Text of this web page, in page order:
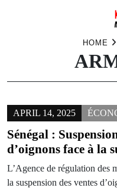
HOME
APRIL 14, 2025
Sénégal :
d’oignons face à la
L’Agence de régulation des
la suspension des ventes